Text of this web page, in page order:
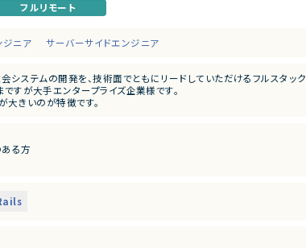
フルリモート
ジニア サーバーサイドエンジニア
ステムの開発を、技術面でともにリードしていただけるフルスタッ
すが大手エンタープライズ企業様です。
大きいのが特徴です。
を使用してフルスタックに開発）
定例MTGで割り振っていく
す。
る方
経験のある方